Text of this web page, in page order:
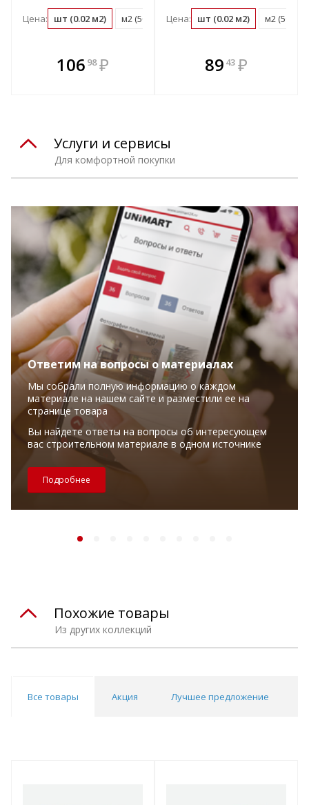
Цена: шт (0.02 м2) м2 (50 шт) поддон (480 шт)
106 98 ₽
В комплекте
всегда выгоднее!
Цена: шт (0.02 м2) м2 (50 шт)
В комплекте
всегда выгоднее!
89 43 ₽
Для комфортной покупки
Услуги и сервисы
Ответим на вопросы о материалах
Мы собрали полную информацию о каждом
материале на нашем сайте и разместили ее на
странице товара
Вы найдете ответы на вопросы об интересующем
вас строительном материале в одном источнике
Подробнее
Из других коллекций
Похожие товары
Все товары Акция Лучшее предложение